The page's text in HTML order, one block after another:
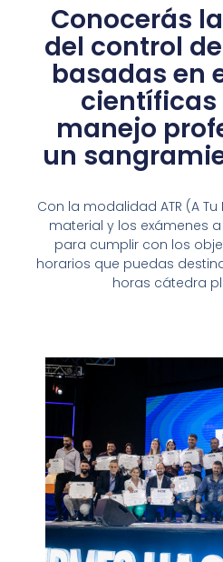
Conocerás
del control
basadas en
científicas
manejo
un
Con la modalidad ATR (A
material y los exámenes
para cumplir con los
horarios que puedas
horas cátedra